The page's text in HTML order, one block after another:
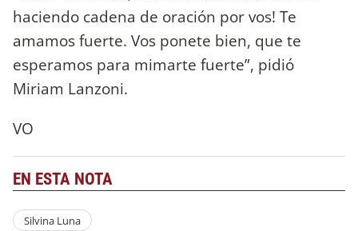
haciendo cadena de oración por vos! Te
amamos fuerte. Vos ponete bien, que te
esperamos para mimarte fuerte”, pidió
Miriam Lanzoni.
VO
EN ESTA NOTA
Silvina Luna